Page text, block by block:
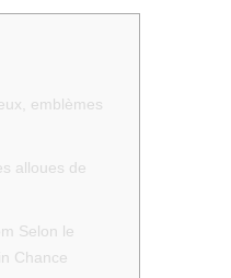
emblèmes
alloues de
Selon le
Chance